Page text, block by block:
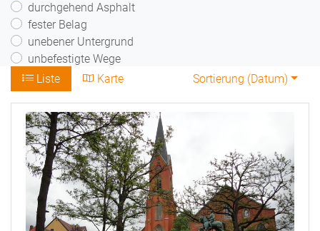
durchgehend Asphalt
fester Belag
unebener Untergrund
unbefestigte Wege
Liste
Karte Sortierung (Datum)